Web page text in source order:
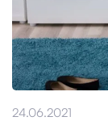
24.06.2021